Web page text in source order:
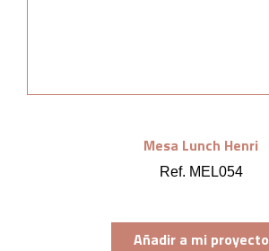
Mesa Lunch Henri
Ref. MEL054
Añadir a mi proyecto